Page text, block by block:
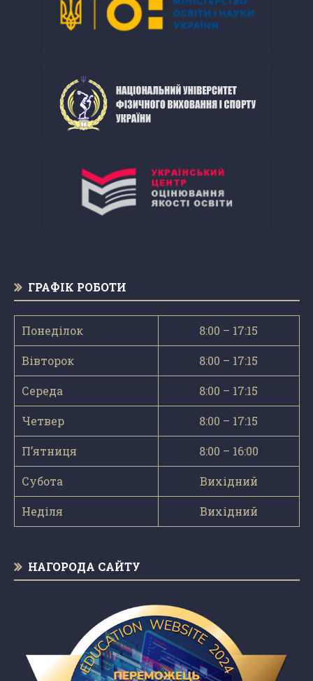
ГРАФІК РОБОТИ
Понеділок 8:00 – 17:15
Вівторок 8:00 – 17:15
Середа 8:00 – 17:15
Четвер 8:00 – 17:15
П’ятниця 8:00 – 16:00
Субота Вихідний
Неділя Вихідний
НАГОРОДА САЙТУ